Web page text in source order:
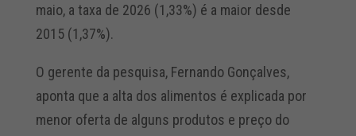
maio, a taxa de 2026 (1,33%) é a maior desde
2015 (1,37%).
O gerente da pesquisa, Fernando Gonçalves,
aponta que a alta dos alimentos é explicada por
menor oferta de alguns produtos e preço do